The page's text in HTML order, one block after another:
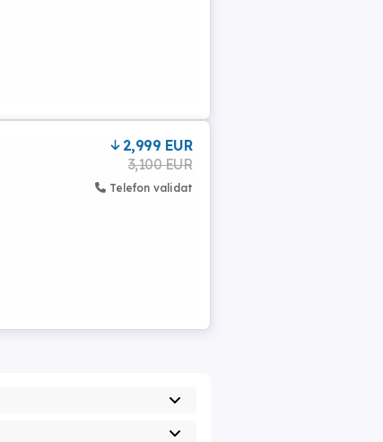
2,999 EUR
3,100 EUR
Telefon validat